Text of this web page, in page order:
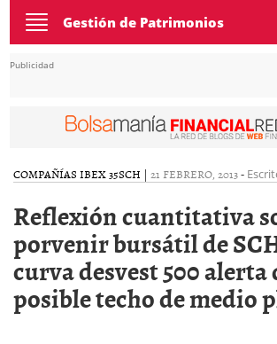
Toggle
navigation
Gestión de Patrimonios
Publicidad
COMPAÑÍAS IBEX 35SCH | 21 FEBRERO, 2013-
Reflexión cuantitativa
porvenir bursátil de
curva desvest 500 alerta
posible techo de medio